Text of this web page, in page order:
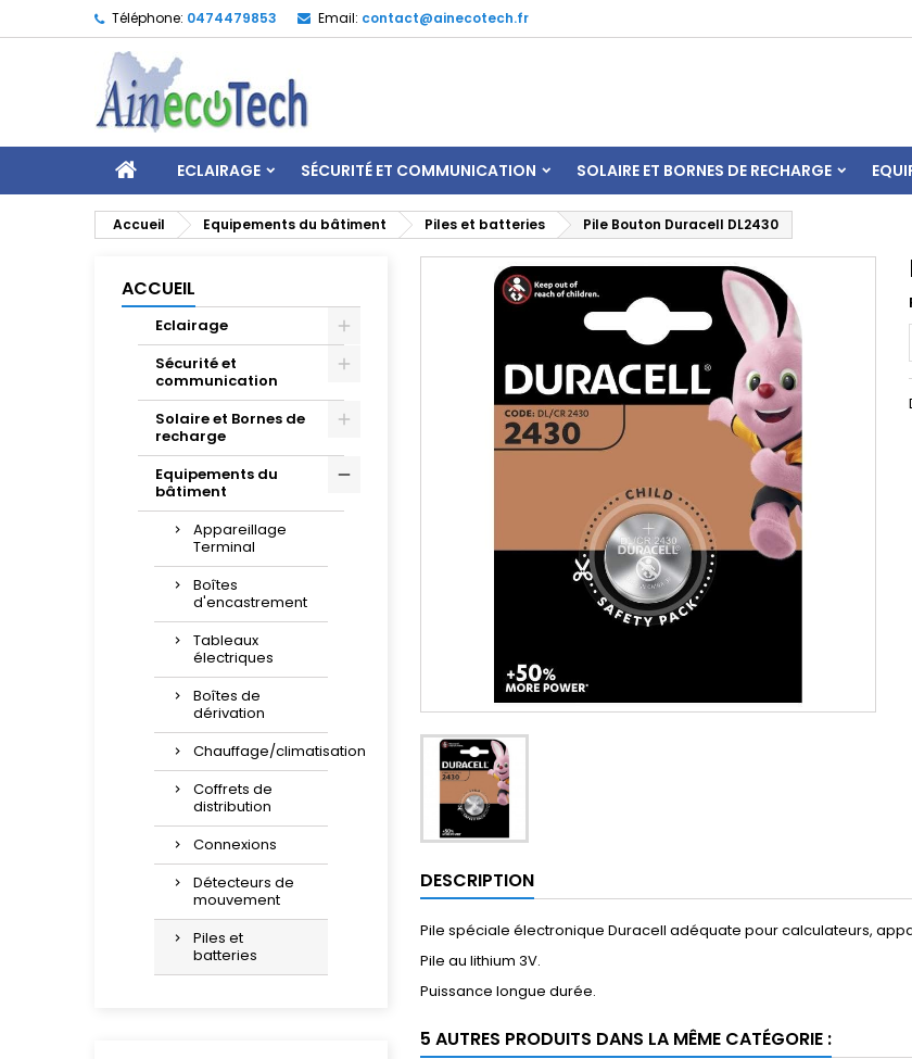
Téléphone: 0474479853 Email: contact@ainecotech.fr
ECLAIRAGE SÉCURITÉ ET COMMUNICATION SOLAIRE ET BORNES DE RECHARGE
Accueil Equipements du bâtiment Piles et batteries Pile Bouton Duracell DL2430
ACCUEIL
Eclairage
Sécurité et
communication
Solaire et Bornes de
recharge
Equipements du
bâtiment
Appareillage
Terminal
Boîtes
d'encastrement
Tableaux
électriques
Boîtes de
dérivation
Chauffage/climatisation
Coffrets de
distribution
Connexions
Détecteurs de
mouvement
Piles et
batteries
DESCRIPTION
Pile spéciale électronique Duracell adéquate pour calculateurs,
Pile au lithium 3V.
Puissance longue durée.
5 AUTRES PRODUITS DANS LA MÊME CATÉGORIE :